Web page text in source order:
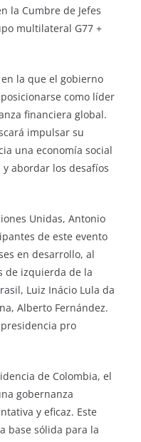
la Cumbre de Jefes
multilateral G77 +
la que el gobierno
como líder
financiera global.
impulsar su
una economía social
abordar los desafíos
Unidas, Antonio
de este evento
en desarrollo, al
de izquierda de la
Luiz Inácio Lula da
Alberto Fernández.
pro
de Colombia, el
gobernanza
y eficaz. Este
base sólida para la